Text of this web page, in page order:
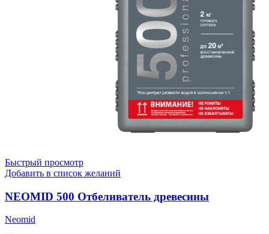
Быстрый просмотр
Добавить в список желаний
NEOMID 500 Отбеливатель древесины
Neomid